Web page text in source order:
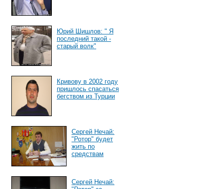
Юрий Шишлов: " Я
последний такой -
старый волк"
Кривову в 2002 году
пришлось спасаться
бегством из Турции
Сергей Нечай:
"Ротор" будет
жить по
средствам
Сергей Нечай: